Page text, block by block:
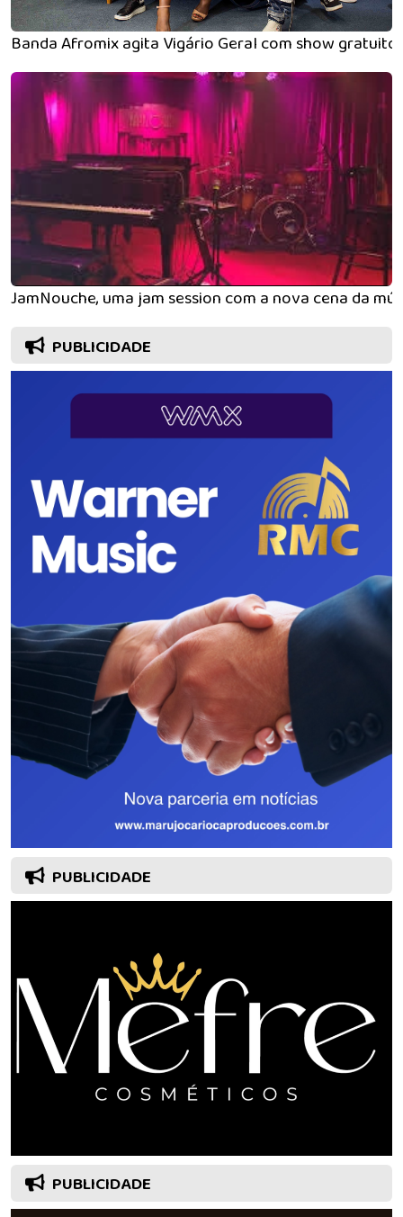
Banda Afromix agita Vigário Geral com show gratuito
JamNouche, uma jam session com a nova cena da
PUBLICIDADE
PUBLICIDADE
PUBLICIDADE